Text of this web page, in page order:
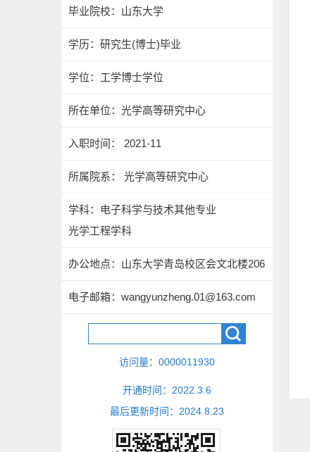
毕业院校：山东大学
学历：研究生(博士)毕业
学位：工学博士学位
所在单位：光学高等研究中心
入职时间： 2021-11
所属院系： 光学高等研究中心
学科：电子科学与技术其他专业
光学工程学科
办公地点：山东大学青岛校区会文北楼206
电子邮箱： wangyunzheng.01@163.com
访问量： 0000011930
开通时间： 2022 3 6
最后更新时间： 2024 8 23